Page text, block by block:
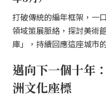
打破傳統的編年框架，一
領域策展脈絡，探討美術
庫」，持續回應這座城市
邁向下一個十年
洲文化座標